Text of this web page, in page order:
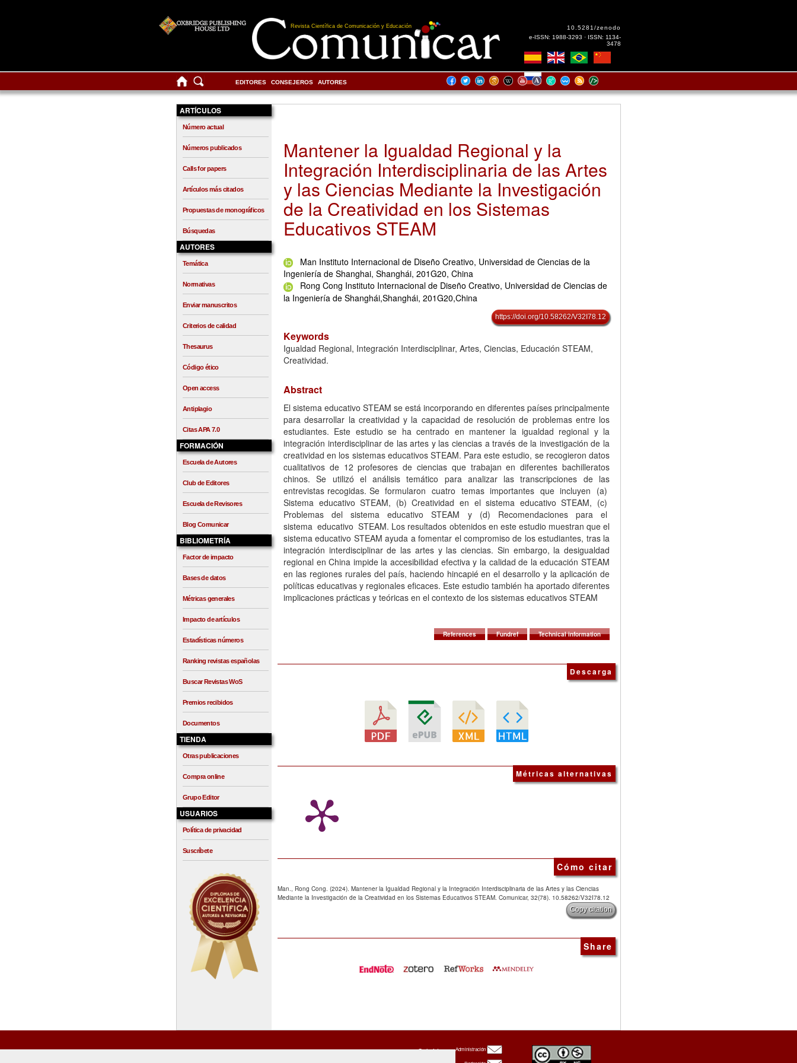
Revista Científica de Comunicación y Educación
10.5281/zenodo
e-ISSN: 1988-3293 · ISSN: 1134-
3478
EDITORES CONSEJEROS AUTORES
ARTÍCULOS
Número actual
Números publicados
Calls for papers
Artículos más citados
Propuestas de monográficos
Búsquedas
AUTORES
Temática
Normativas
Enviar manuscritos
Criterios de calidad
Thesaurus
Código ético
Open access
Antiplagio
Citas APA 7.0
FORMACIÓN
Escuela de Autores
Club de Editores
Escuela de Revisores
Blog Comunicar
BIBLIOMETRÍA
Factor de impacto
Bases de datos
Métricas generales
Impacto de artículos
Estadísticas números
Ranking revistas españolas
Buscar Revistas WoS
Premios recibidos
Documentos
TIENDA
Otras publicaciones
Compra online
Grupo Editor
USUARIOS
Política de privacidad
Suscríbete
Mantener la Igualdad Regional y la
Integración Interdisciplinaria de las Artes
y las Ciencias Mediante la Investigación
de la Creatividad en los Sistemas
Educativos STEAM
Man Instituto Internacional de Diseño Creativo, Universidad de Ciencias de la
Ingeniería de Shanghai, Shanghái, 201G20, China
Rong Cong Instituto Internacional de Diseño Creativo, Universidad de Ciencias de
la Ingeniería de Shanghái,Shanghái, 201G20,China
https://doi.org/10.58262/V32I78.12
Keywords
Igualdad Regional, Integración Interdisciplinar, Artes, Ciencias, Educación STEAM,
Creatividad.
Abstract
El sistema educativo STEAM se está incorporando en diferentes países principalmente
para desarrollar la creatividad y la capacidad de resolución de problemas entre los
estudiantes. Este estudio se ha centrado en mantener la igualdad regional y la
integración interdisciplinar de las artes y las ciencias a través de la investigación de la
creatividad en los sistemas educativos STEAM. Para este estudio, se recogieron datos
cualitativos de 12 profesores de ciencias que trabajan en diferentes bachilleratos
chinos. Se utilizó el análisis temático para analizar las transcripciones de las
entrevistas recogidas. Se formularon cuatro temas importantes que incluyen (a)
Sistema educativo STEAM, (b) Creatividad en el sistema educativo STEAM, (c)
Problemas del sistema educativo STEAM y (d) Recomendaciones para el
sistema educativo STEAM. Los resultados obtenidos en este estudio muestran que el
sistema educativo STEAM ayuda a fomentar el compromiso de los estudiantes, tras la
integración interdisciplinar de las artes y las ciencias. Sin embargo, la desigualdad
regional en China impide la accesibilidad efectiva y la calidad de la educación STEAM
en las regiones rurales del país, haciendo hincapié en el desarrollo y la aplicación de
políticas educativas y regionales eficaces. Este estudio también ha aportado diferentes
implicaciones prácticas y teóricas en el contexto de los sistemas educativos STEAM
References Fundref Technical information
Descarga
Métricas alternativas
Cómo citar
Man., Rong Cong. (2024). Mantener la Igualdad Regional y la Integración Interdisciplinaria de las Artes y las Ciencias
Mediante la Investigación de la Creatividad en los Sistemas Educativos STEAM. Comunicar, 32(78). 10.58262/V32I78.12
Copy citation
Share
Oxbridge Administración